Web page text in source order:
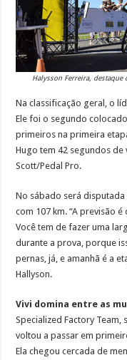
Halysson Ferreira, destaque
Na classificação geral, o
Ele foi o segundo
primeiros na primeira
Hugo tem 42 segundos de
Scott/Pedal Pro.
No sábado será disputada
com 107 km. “A previsão
Você tem de fazer uma
durante a prova, porque
pernas, já, e amanhã é a
Hallyson.
Vivi domina entre as
Specialized Factory
voltou a passar em
Ela chegou cercada de